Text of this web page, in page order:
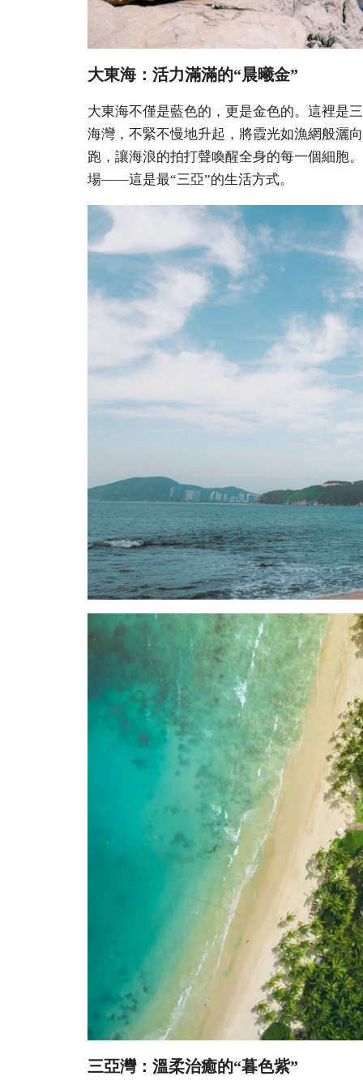
大東海：活力滿滿的“晨曦金”
大東海不僅是藍色的，更是金色的。這裡是
海灣，不緊不慢地升起，將霞光如漁網般灑
跑，讓海浪的拍打聲喚醒全身的每一個細胞
場——這是最“三亞”的生活方式。
三亞灣：溫柔治癒的“暮色紫”